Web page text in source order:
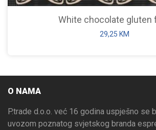
White chocolate gluten
29,25 KM
O NAMA
P.trade d.o.o. već 16 godina uspješno se
uvozom poznatog svjetskog branda